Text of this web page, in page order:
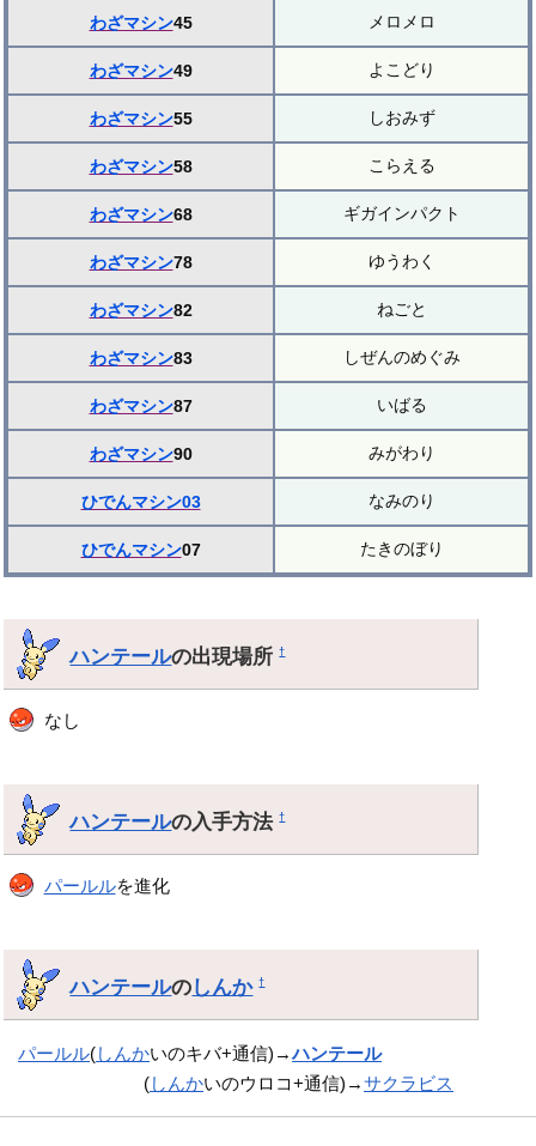
わざマシン45 メロメロ
わざマシン49 よこどり
わざマシン55 しおみず
わざマシン58 こらえる
わざマシン68 ギガインパクト
わざマシン78 ゆうわく
わざマシン82 ねごと
わざマシン83 しぜんのめぐみ
わざマシン87 いばる
わざマシン90 みがわり
ひでんマシン03 なみのり
ひでんマシン07 たきのぼり
ハンテールの出現場所†
なし
ハンテールの入手方法†
パールルを進化
ハンテールのしんか †
パールル(しんかいのキバ+通信)→ハンテール
(しんかいのウロコ+通信)→サクラビス